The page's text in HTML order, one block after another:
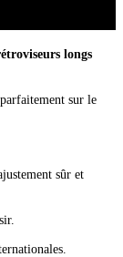
longs
sur le
sûr et